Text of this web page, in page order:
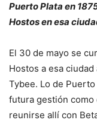
Puerto Plata en
Hostos en esa
El 30 de mayo se
Hostos a esa
Tybee. Lo de
futura gestión como
reunirse allí con